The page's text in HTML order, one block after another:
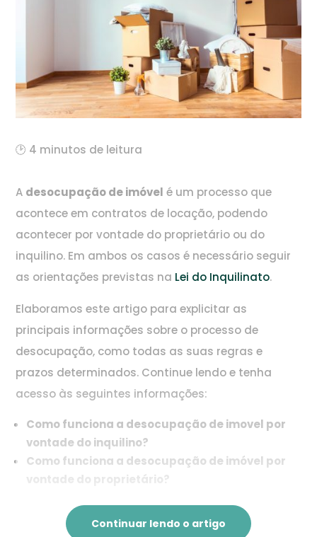
🕑 4 minutos de leitura
A desocupação de imóvel é um processo que
acontece em contratos de locação, podendo
acontecer por vontade do proprietário ou do
inquilino. Em ambos os casos é necessário seguir
as orientações previstas na Lei do Inquilinato.
Elaboramos este artigo para explicitar as
principais informações sobre o processo de
desocupação, como todas as suas regras e
prazos determinados. Continue lendo e tenha
acesso às seguintes informações:
Como funciona a desocupação de imovel por
vontade do inquilino?
Como funciona a desocupação de imóvel por
vontade do proprietário?
Continuar lendo o artigo